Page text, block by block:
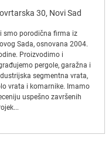
30, Novi Sad
smo porodična firma iz
Sada, osnovana 2004.
Proizvodimo i
pergole, garažna i
segmentna vrata,
vrata i komarnike. Imamo
uspešno završenih